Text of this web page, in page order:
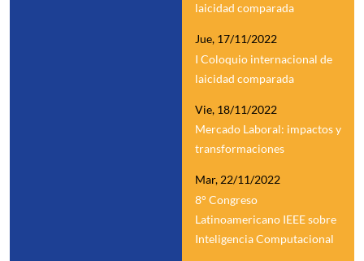
laicidad comparada
Jue, 17/11/2022
I Coloquio internacional de
laicidad comparada
Vie, 18/11/2022
Mercado Laboral: impactos y
transformaciones
Mar, 22/11/2022
8° Congreso
Latinoamericano IEEE sobre
Inteligencia Computacional